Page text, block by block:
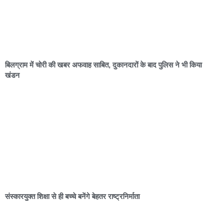
बिलग्राम में चोरी की खबर अफवाह साबित, दुकानदारों के बाद पुलिस ने भी किया
खंडन
संस्कारयुक्त शिक्षा से ही बच्चे बनेंगे बेहतर राष्ट्रनिर्माता